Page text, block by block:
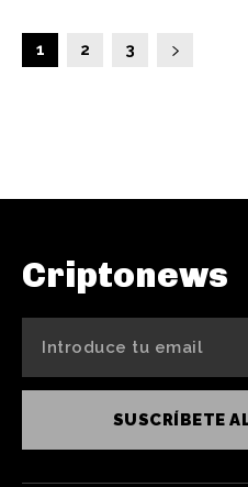
1 2 3
Criptonews
SUSCRÍBETE